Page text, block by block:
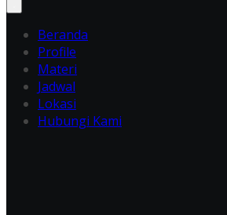
Beranda
Profile
Materi
Jadwal
Lokasi
Hubungi Kami